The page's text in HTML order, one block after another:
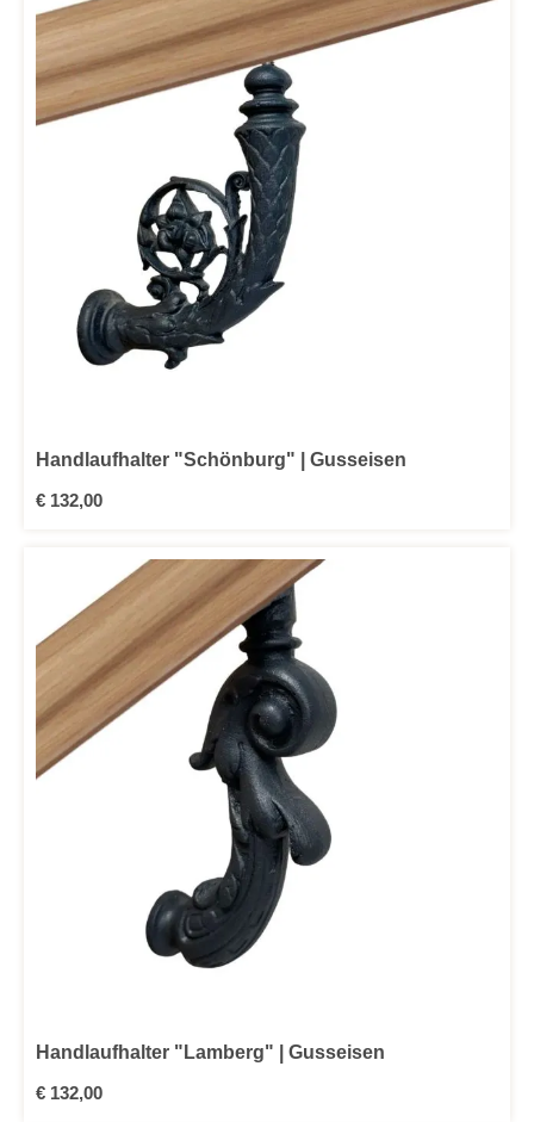
Handlaufhalter "Schönburg" | Gusseisen
Regulärer Preis:
€ 132,00
Handlaufhalter "Lamberg" | Gusseisen
Regulärer Preis:
€ 132,00